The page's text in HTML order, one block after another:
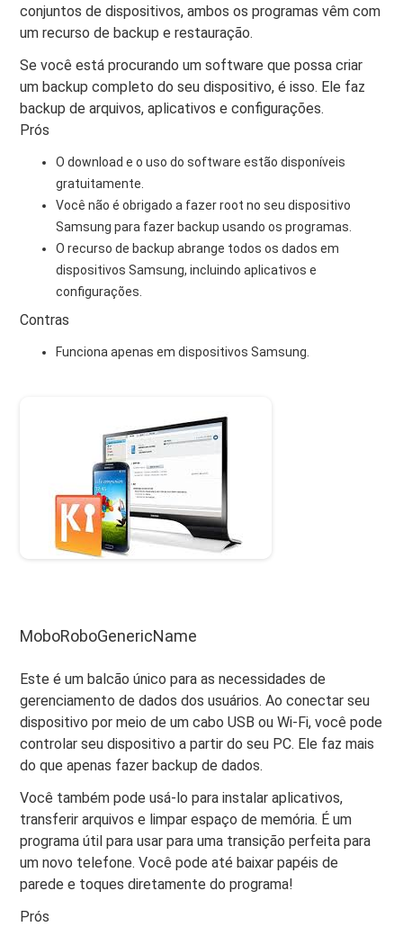
conjuntos de dispositivos, ambos os programas vêm com
um recurso de backup e restauração.
Se você está procurando um software que possa criar
um backup completo do seu dispositivo, é isso. Ele faz
backup de arquivos, aplicativos e configurações.
Prós
O download e o uso do software estão disponíveis
gratuitamente.
Você não é obrigado a fazer root no seu dispositivo
Samsung para fazer backup usando os programas.
O recurso de backup abrange todos os dados em
dispositivos Samsung, incluindo aplicativos e
configurações.
Contras
Funciona apenas em dispositivos Samsung.
MoboRoboGenericName
Este é um balcão único para as necessidades de
gerenciamento de dados dos usuários. Ao conectar seu
dispositivo por meio de um cabo USB ou Wi-Fi, você pode
controlar seu dispositivo a partir do seu PC. Ele faz mais
do que apenas fazer backup de dados.
Você também pode usá-lo para instalar aplicativos,
transferir arquivos e limpar espaço de memória. É um
programa útil para usar para uma transição perfeita para
um novo telefone. Você pode até baixar papéis de
parede e toques diretamente do programa!
Prós